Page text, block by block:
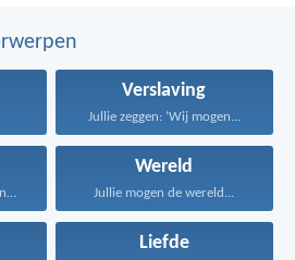
Verslaving
Jullie zeggen: ‘Wij mogen...
Wijze mensen scheppen niet...
Wereld
Jullie mogen de wereld...
Liefde